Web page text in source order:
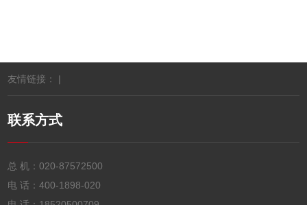
友情链接： |
联系方式
总 机：020-87572500
电 话：400-1898-020